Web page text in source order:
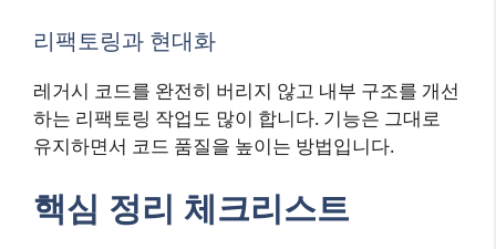
리팩토링과 현대화
레거시 코드를 완전히 버리지 않고 내부 구조를 개선
하는 리팩토링 작업도 많이 합니다. 기능은 그대로
유지하면서 코드 품질을 높이는 방법입니다.
핵심 정리 체크리스트